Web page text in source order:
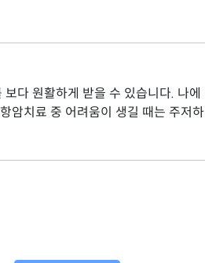
다 원활하게 받을 수 있습니다. 나에
암치료 중 어려움이 생길 때는 주저하